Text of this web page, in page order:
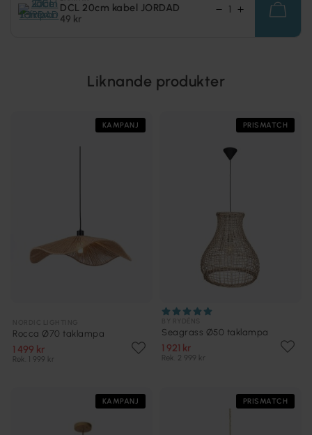
DCL 20cm kabel JORDAD
49 kr
Liknande produkter
KAMPANJ
Rocca Ø70 taklampa
1 499 kr
Rek. 1 999 kr
PRISMATCH
Seagrass Ø50 taklampa
1 921 kr
Rek. 2 999 kr
KAMPANJ PRISMATCH